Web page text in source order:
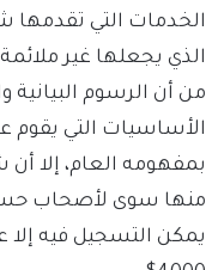
الذي يجعلها غير
من أن الرسوم البيانية
الأساسيات التي يقوم
منها سوى لأصحاب
يمكن التسجيل فيه إلا